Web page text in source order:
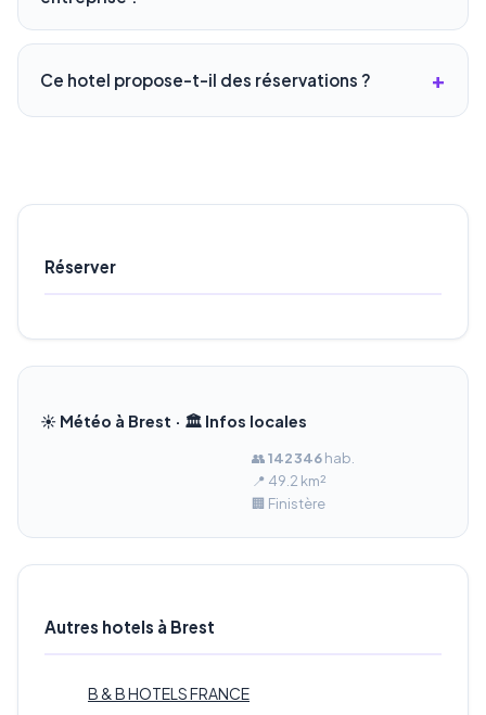
Ce hotel propose-t-il des réservations ?
Réserver
☀️ Météo à Brest · 🏛️ Infos locales
👥142 346hab.
📍 49.2 km²
🏢 Finistère
Autres hotels à Brest
B & B HOTELS FRANCE